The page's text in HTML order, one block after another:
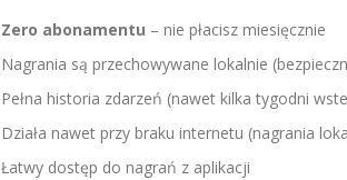
Zero abonamentu – nie płacisz miesięcznie
Nagrania są przechowywane lokalnie
Pełna historia zdarzeń (nawet kilka tygodni
Działa nawet przy braku internetu (nagrania
Łatwy dostęp do nagrań z aplikacji